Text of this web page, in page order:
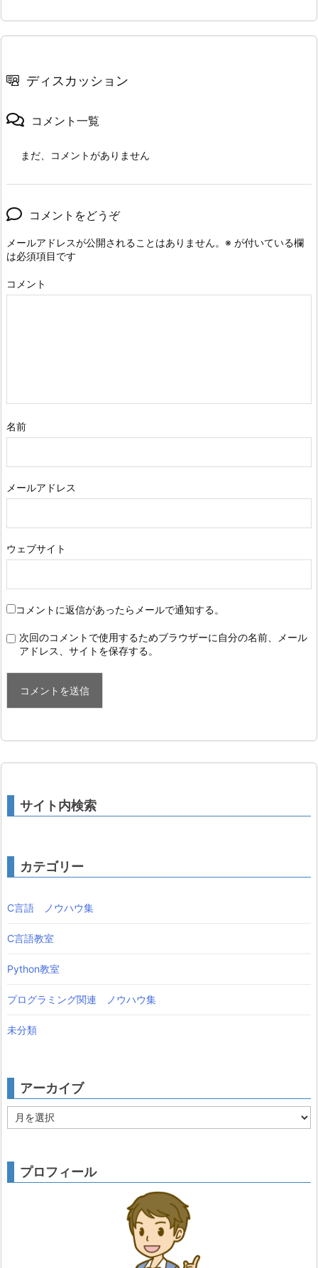
ディスカッション
コメント一覧
まだ、コメントがありません
コメントをどうぞ
メールアドレスが公開されることはありません。 ※ が付いている欄
は必須項目です
コメント
名前
メールアドレス
ウェブサイト
コメントに返信があったらメールで通知する。
次回のコメントで使用するためブラウザーに自分の名前、メール
アドレス、サイトを保存する。
サイト内検索
カテゴリー
C言語 ノウハウ集
C言語教室
Python教室
プログラミング関連 ノウハウ集
未分類
アーカイブ
ー
プロフィール